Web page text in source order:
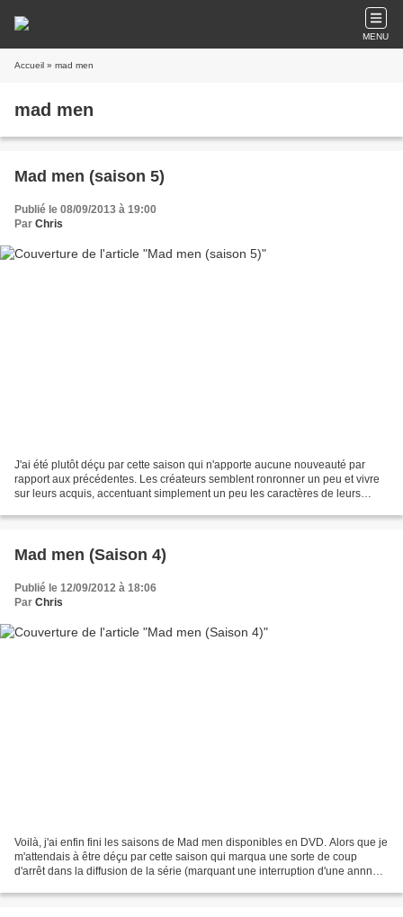
MENU
Accueil » mad men
mad men
Mad men (saison 5)
Publié le 08/09/2013 à 19:00
Par Chris
J'ai été plutôt déçu par cette saison qui n'apporte aucune nouveauté par
rapport aux précédentes. Les créateurs semblent ronronner un peu et vivre
sur leurs acquis, accentuant simplement un peu les caractères de leurs
Mad men (Saison 4)
Publié le 12/09/2012 à 18:06
Par Chris
Voilà, j'ai enfin fini les saisons de Mad men disponibles en DVD. Alors que je
m'attendais à être déçu par cette saison qui marqua une sorte de coup
d'arrêt dans la diffusion de la série (marquant une interruption d'une annnée